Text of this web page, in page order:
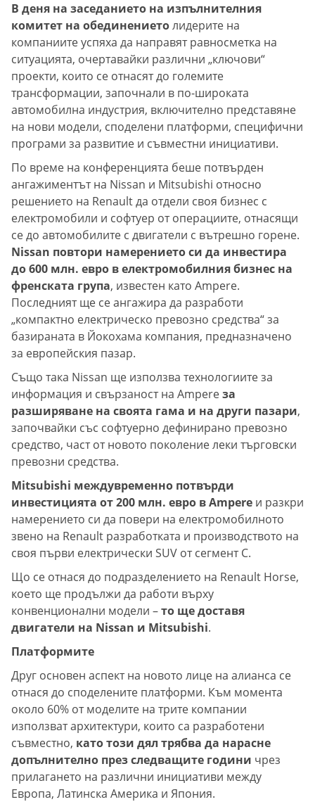
В деня на заседанието на изпълнителния
комитет на обединениетолидерите на
компаниите успяха да направят равносметка на
ситуацията, очертавайки различни „ключови“
проекти, които се отнасят до големите
трансформации, започнали в по-широката
автомобилна индустрия, включително представяне
на нови модели, споделени платформи, специфични
програми за развитие и съвместни инициативи.
По време на конференцията беше потвърден
ангажиментът на Nissan и Mitsubishi относно
решението на Renault да отдели своя бизнес с
електромобили и софтуер от операциите, отнасящи
се до автомобилите с двигатели с вътрешно горене.
Nissan повтори намерението си да инвестира
до 600 млн. евро в електромобилния бизнес на
френската група, известен като Ampere.
Последният ще се ангажира да разработи
„компактно електрическо превозно средства“ за
базираната в Йокохама компания, предназначено
за европейския пазар.
Също така Nissan ще използва технологиите за
информация и свързаност на Ampereза
разширяване на своята гама и на други пазари,
започвайки със софтуерно дефинирано превозно
средство, част от новото поколение леки търговски
превозни средства.
Mitsubishi междувременно потвърди
инвестицията от 200 млн. евро в Ampere и разкри
намерението си да повери на електромобилното
звено на Renault разработката и производството на
своя първи електрически SUV от сегмент C.
Що се отнася до подразделението на Renault Horse,
което ще продължи да работи върху
конвенционални модели –то ще доставя
двигатели на Nissan и Mitsubishi.
Платформите
Друг основен аспект на новото лице на алианса се
отнася до споделените платформи. Към момента
около 60% от моделите на трите компании
използват архитектури, които са разработени
съвместно, като този дял трябва да нарасне
допълнително през следващите години чрез
прилагането на различни инициативи между
Европа, Латинска Америка и Япония.